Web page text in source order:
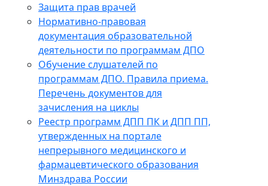
Защита прав врачей
Нормативно-правовая
документация образовательной
деятельности по программам ДПО
Обучение слушателей по
программам ДПО. Правила приема.
Перечень документов для
зачисления на циклы
Реестр программ ДПП ПК и ДПП ПП,
утвержденных на портале
непрерывного медицинского и
фармацевтического образования
Минздрава России